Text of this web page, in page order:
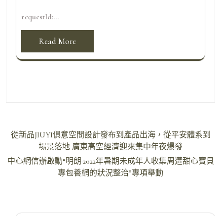
requestId:...
Read More
文
導
從新品JIUYI俱意空間設計發布到產品出海，從平安體系到
場景落地 廣東高空經濟迎來集中年夜爆發
中心網信辦啟動“明朗·2022年暑期未成年人收集周遭甜心寶貝
專包養網的狀況整治”專項舉動